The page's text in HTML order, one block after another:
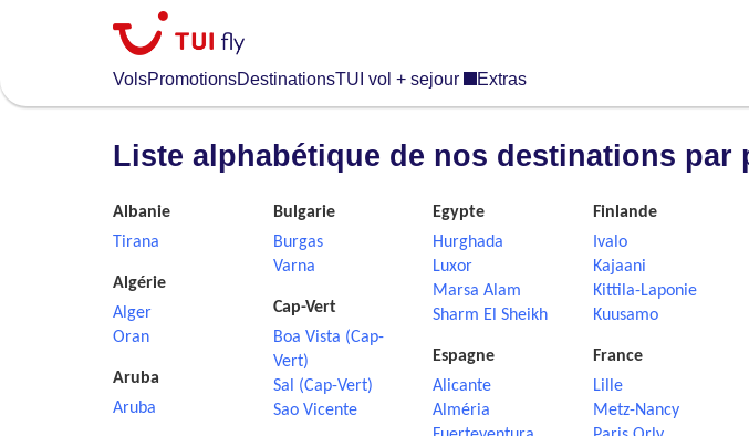
content
VolsPromotionsDestinationsTUI vol + sejour Extras
Liste alphabétique de nos destinations par
Albanie
Tirana
Algérie
Alger
Oran
Aruba
Aruba
Bulgarie
Burgas
Varna
Cap-Vert
Boa Vista (Cap-
Vert)
Sal (Cap-Vert)
Sao Vicente
Egypte
Hurghada
Luxor
Marsa Alam
Sharm El Sheikh
Espagne
Alicante
Alméria
Finlande
Ivalo
Kajaani
Kittila-Laponie
Kuusamo
France
Lille
Metz-Nancy